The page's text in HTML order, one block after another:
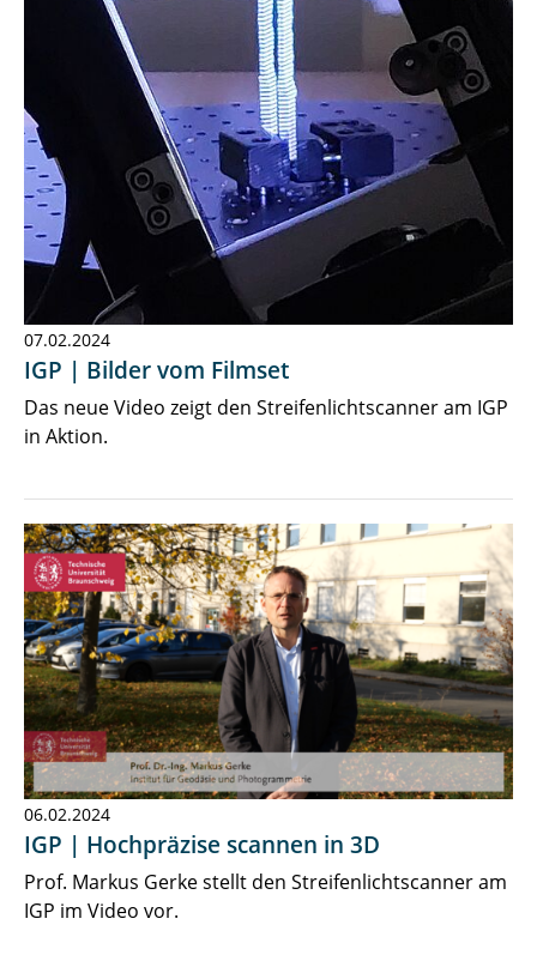
07.02.2024
IGP | Bilder vom Filmset
Das neue Video zeigt den Streifenlichtscanner am IGP
in Aktion.
06.02.2024
IGP | Hochpräzise scannen in 3D
Prof. Markus Gerke stellt den Streifenlichtscanner am
IGP im Video vor.